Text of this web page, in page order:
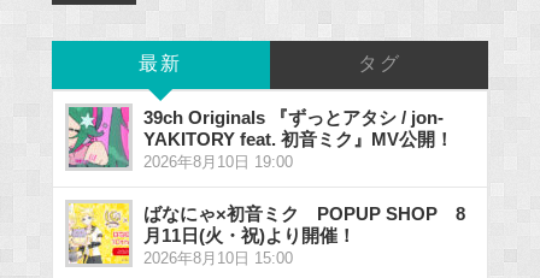
最新 タグ
39ch Originals 『ずっとアタシ / jon-
YAKITORY feat. 初音ミク』MV公開！
2026年8月10日 19:00
ばなにゃ×初音ミク POPUP SHOP 8
月11日(火・祝)より開催！
2026年8月10日 15:00